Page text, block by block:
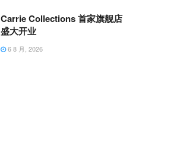
Carrie Collections 首家旗舰店
盛大开业
6 8 月, 2026